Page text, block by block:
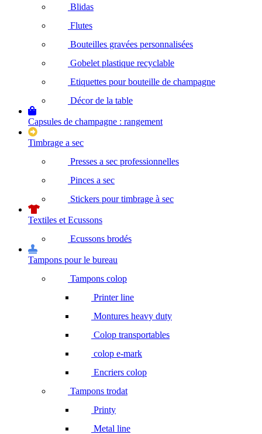
Blidas
Flutes
Bouteilles gravées personnalisées
Gobelet plastique recyclable
Etiquettes pour bouteille de champagne
Décor de la table
Capsules de champagne : rangement
Timbrage a sec
Presses a sec professionnelles
Pinces a sec
Stickers pour timbrage à sec
Textiles et Ecussons
Ecussons brodés
Tampons pour le bureau
Tampons colop
Printer line
Montures heavy duty
Colop transportables
colop e-mark
Encriers colop
Tampons trodat
Printy
Metal line